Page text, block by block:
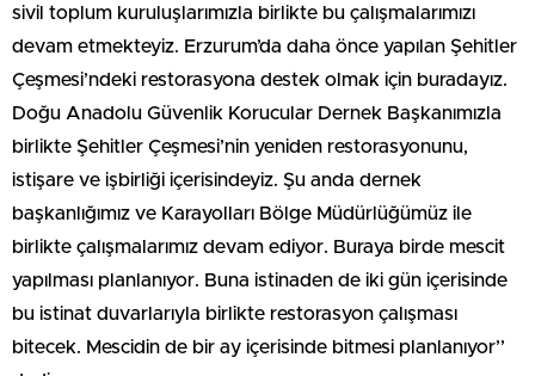
sivil toplum kuruluşlarımızla birlikte bu çalışmalarımızı
devam etmekteyiz. Erzurum’da daha önce yapılan Şehitler
Çeşmesi’ndeki restorasyona destek olmak için buradayız.
Doğu Anadolu Güvenlik Korucular Dernek Başkanımızla
birlikte Şehitler Çeşmesi’nin yeniden restorasyonunu,
istişare ve işbirliği içerisindeyiz. Şu anda dernek
başkanlığımız ve Karayolları Bölge Müdürlüğümüz ile
birlikte çalışmalarımız devam ediyor. Buraya birde mescit
yapılması planlanıyor. Buna istinaden de iki gün içerisinde
bu istinat duvarlarıyla birlikte restorasyon çalışması
bitecek. Mescidin de bir ay içerisinde bitmesi planlanıyor’’